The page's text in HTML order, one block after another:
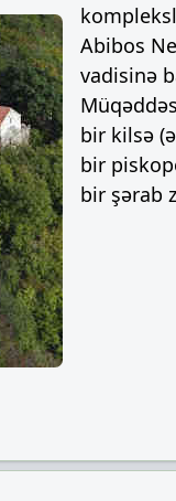
Abibos
vadisinə
bir kilsə
bir
bir şərab